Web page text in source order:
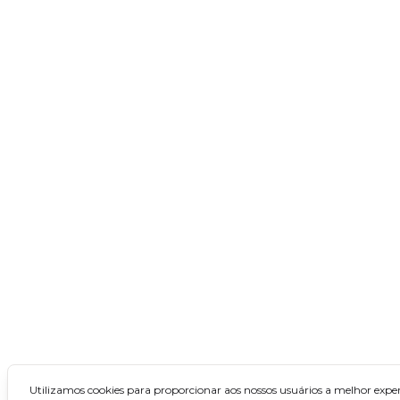
Utilizamos cookies para proporcionar aos nossos usuários a melhor